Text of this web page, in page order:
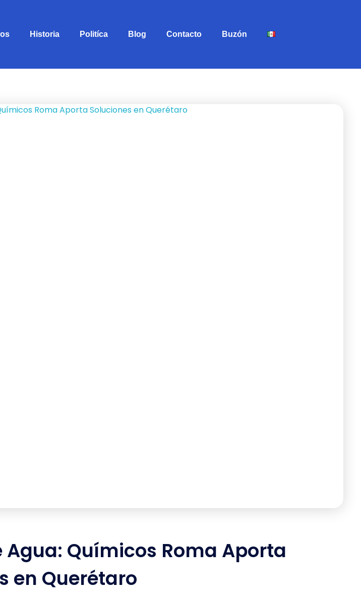
Historia Politíca Blog Contacto Buzón
Agua: Químicos Roma Aporta
en Querétaro